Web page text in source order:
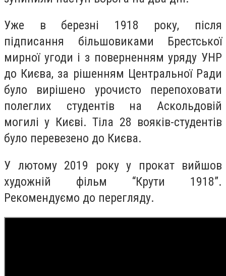
Уже в березні 1918 року, після
підписання більшовиками Брестської
мирної угоди і з поверненням уряду УНР
до Києва, за рішенням Центральної Ради
було вирішено урочисто перепоховати
полеглих студентів на Аскольдовій
могилі у Києві. Тіла 28 вояків-студентів
було перевезено до Києва.
У лютому 2019 року у прокат вийшов
художній фільм “Крути 1918”.
Рекомендуємо до перегляду.